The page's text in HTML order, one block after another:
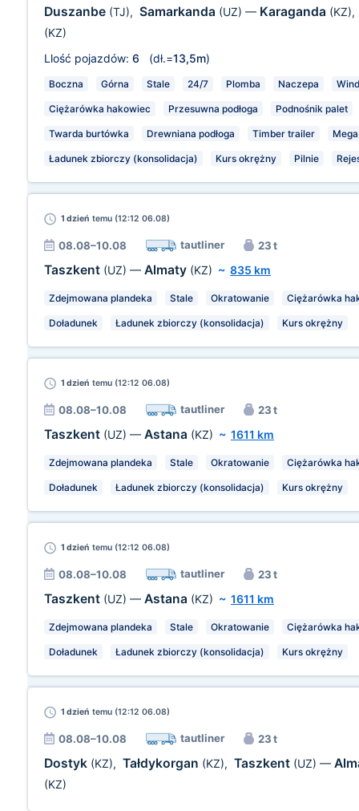
Duszanbe (TJ), Samarkanda (UZ) — Karaganda (KZ),
(KZ)
Llość pojazdów: 6 (dł.=13,5m)
Boczna Górna Stale 24/7 Plomba Naczepa
Ciężarówka hakowiec Przesuwna podłoga Podnośnik palet
Twarda burtówka Drewniana podłoga Timber trailer Mega
Ładunek zbiorczy (konsolidacja) Kurs okrężny Pilnie
1 dzień temu (12:12 06.08)
08.08–10.08 tautliner 23 t
Taszkent (UZ) — Almaty (KZ) ~ 835 km
Zdejmowana plandeka Stale Okratowanie Ciężarówka
Doładunek Ładunek zbiorczy (konsolidacja) Kurs okrężny
1 dzień temu (12:12 06.08)
08.08–10.08 tautliner 23 t
Taszkent (UZ) — Astana (KZ) ~ 1611 km
Zdejmowana plandeka Stale Okratowanie Ciężarówka
Doładunek Ładunek zbiorczy (konsolidacja) Kurs okrężny
1 dzień temu (12:12 06.08)
08.08–10.08 tautliner 23 t
Taszkent (UZ) — Astana (KZ) ~ 1611 km
Zdejmowana plandeka Stale Okratowanie Ciężarówka
Doładunek Ładunek zbiorczy (konsolidacja) Kurs okrężny
1 dzień temu (12:12 06.08)
08.08–10.08 tautliner 23 t
Dostyk (KZ), Tałdykorgan (KZ), Taszkent (UZ) —
(KZ)